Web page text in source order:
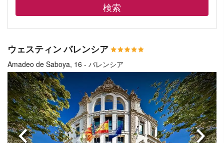
検索
ウェスティン バレンシア
Amadeo de Saboya, 16 - バレンシア